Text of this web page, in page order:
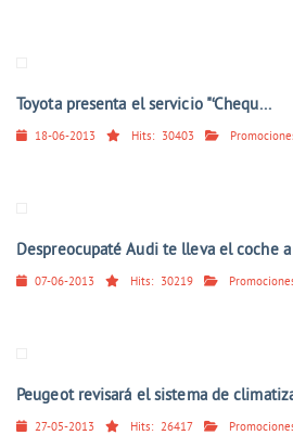
Toyota presenta el servicio "‘Chequ...
18-06-2013 Hits: 30403
Despreocupaté Audi te lleva el coche
07-06-2013 Hits: 30219
Peugeot revisará el sistema de
27-05-2013 Hits: 26417